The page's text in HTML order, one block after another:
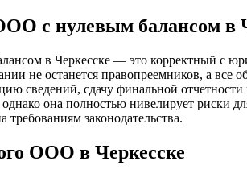
с нулевым балансом в
в Черкесске — это корректный с
не останется правопреемников, а
сведений, сдачу финальной
она полностью нивелирует
требованиям законодательства.
ООО в Черкесске